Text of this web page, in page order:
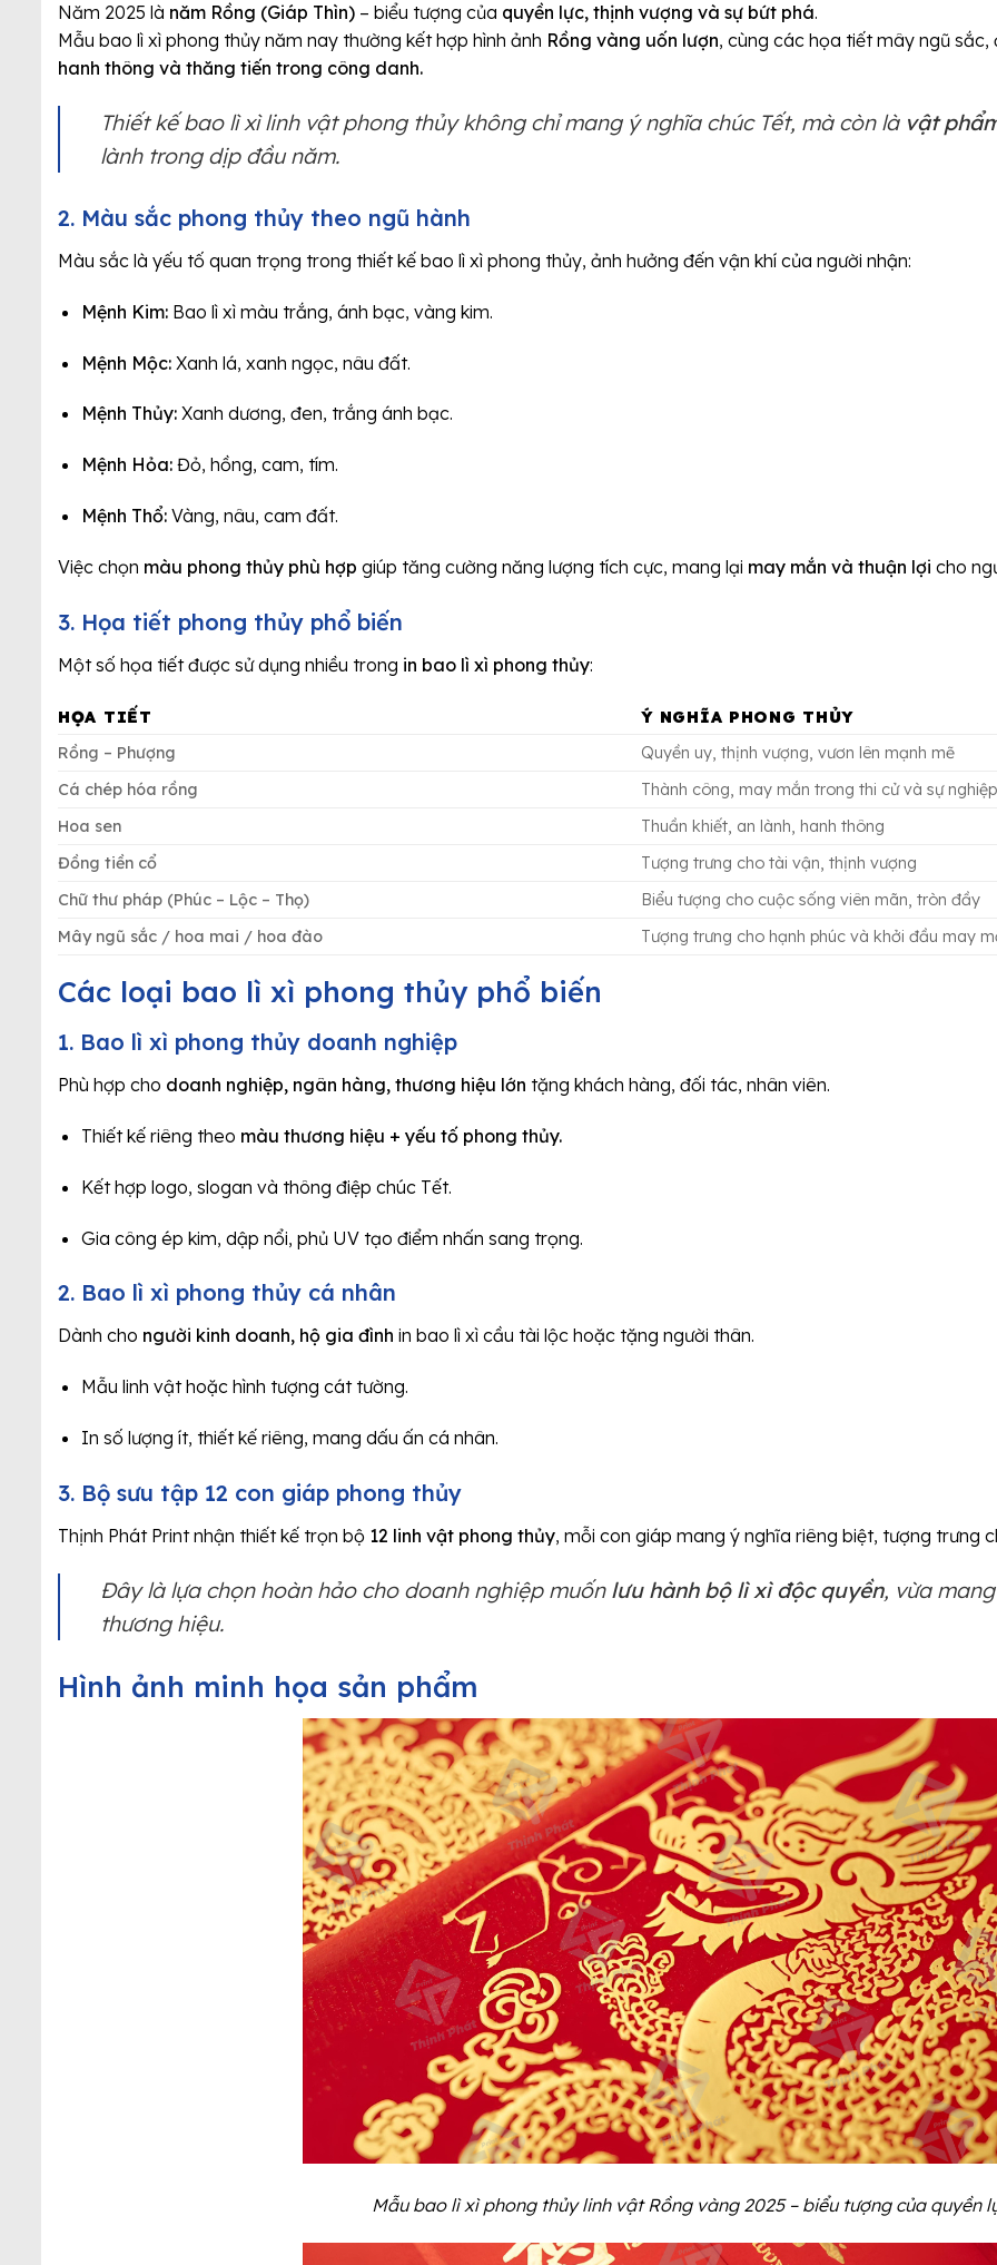
Năm 2025 là năm Rồng (Giáp Thìn) – biểu tượng của quyền lực, thịnh vượng và sự bứt phá.
Mẫu bao lì xì phong thủy năm nay thường kết hợp hình ảnh Rồng vàng uốn lượn, cùng các họa tiết mây ngũ
hanh thông và thăng tiến trong công danh.
Thiết kế bao lì xì linh vật phong thủy không chỉ mang ý nghĩa chúc Tết, mà còn là vật
lành trong dịp đầu năm.
2. Màu sắc phong thủy theo ngũ hành
Màu sắc là yếu tố quan trọng trong thiết kế bao lì xì phong thủy, ảnh hưởng đến vận khí của người nhận:
Mệnh Kim:Bao lì xì màu trắng, ánh bạc, vàng kim.
Mệnh Mộc:Xanh lá, xanh ngọc, nâu đất.
Mệnh Thủy:Xanh dương, đen, trắng ánh bạc.
Mệnh Hỏa:Đỏ, hồng, cam, tím.
Mệnh Thổ:Vàng, nâu, cam đất.
Việc chọn màu phong thủy phù hợp giúp tăng cường năng lượng tích cực, mang lại may mắn và thuận lợi cho
3. Họa tiết phong thủy phổ biến
Một số họa tiết được sử dụng nhiều trong in bao lì xì phong thủy:
HỌA TIẾT
Ý NGHĨA PHONG THỦY
Rồng – Phượng
Quyền uy, thịnh vượng, vươn lên mạnh mẽ
Cá chép hóa rồng
Thành công, may mắn trong thi cử và sự nghiệp
Hoa sen
Thuần khiết, an lành, hanh thông
Đồng tiền cổ
Tượng trưng cho tài vận, thịnh vượng
Chữ thư pháp (Phúc – Lộc – Thọ)
Biểu tượng cho cuộc sống viên mãn, tròn đầy
Mây ngũ sắc / hoa mai / hoa đào
Tượng trưng cho hạnh phúc và khởi đầu may
Các loại bao lì xì phong thủy phổ biến
1. Bao lì xì phong thủy doanh nghiệp
Phù hợp cho doanh nghiệp, ngân hàng, thương hiệu lớn tặng khách hàng, đối tác, nhân viên.
Thiết kế riêng theo màu thương hiệu + yếu tố phong thủy.
Kết hợp logo, slogan và thông điệp chúc Tết.
Gia công ép kim, dập nổi, phủ UV tạo điểm nhấn sang trọng.
2. Bao lì xì phong thủy cá nhân
Dành cho người kinh doanh, hộ gia đình in bao lì xì cầu tài lộc hoặc tặng người thân.
Mẫu linh vật hoặc hình tượng cát tường.
In số lượng ít, thiết kế riêng, mang dấu ấn cá nhân.
3. Bộ sưu tập 12 con giáp phong thủy
Thịnh Phát Print nhận thiết kế trọn bộ 12 linh vật phong thủy, mỗi con giáp mang ý nghĩa riêng biệt, tượng trưng
Đây là lựa chọn hoàn hảo cho doanh nghiệp muốn lưu hành bộ lì xì độc quyền, vừa
thương hiệu.
Hình ảnh minh họa sản phẩm
Mẫu bao lì xì phong thủy linh vật Rồng vàng 2025 – biểu tượng của quyền